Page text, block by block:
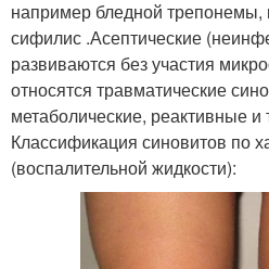
например бледной трепонемы,
сифилис .Асептические
развиваются без участия
относятся травматические
метаболические, реактивные и
Классификация синовитов по
(воспалительной жидкости):